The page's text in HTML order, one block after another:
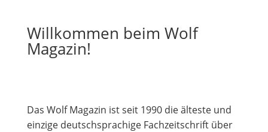
Willkommen beim Wolf
Magazin!
Das Wolf Magazin ist seit 1990 die älteste und
einzige deutschsprachige Fachzeitschrift über